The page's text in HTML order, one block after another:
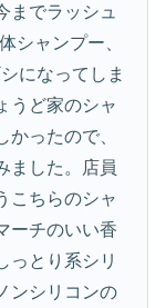
までラッシュ
シャンプー、
になってしま
うど家のシャ
ったので、
ました。店員
こちらのシャ
ーチのいい香
っとり系シリ
ンシリコンの